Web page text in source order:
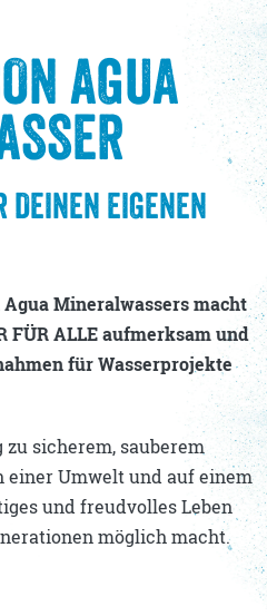
AGUA
DEINEN EIGENEN
Agua Mineralwassers macht
FÜR ALLE aufmerksam und
für Wasserprojekte
sicherem, sauberem
einer Umwelt und auf einem
und freudvolles Leben
möglich macht.